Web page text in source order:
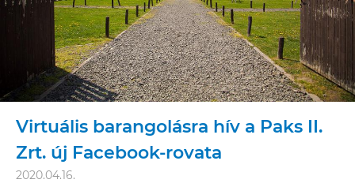
Virtuális barangolásra hív a Paks II.
Zrt. új Facebook-rovata
2020.04.16.